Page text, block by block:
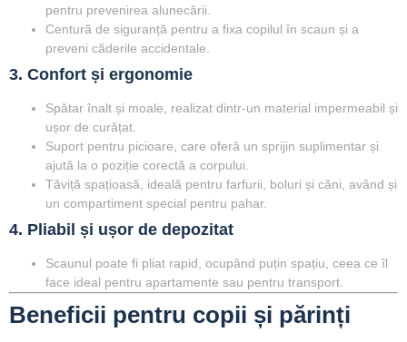
pentru prevenirea alunecării.
Centură de siguranță pentru a fixa copilul în scaun și a
preveni căderile accidentale.
3. Confort și ergonomie
Spătar înalt și moale, realizat dintr-un material impermeabil și
ușor de curățat.
Suport pentru picioare, care oferă un sprijin suplimentar și
ajută la o poziție corectă a corpului.
Tăviță spațioasă, ideală pentru farfurii, boluri și căni, având și
un compartiment special pentru pahar.
4. Pliabil și ușor de depozitat
Scaunul poate fi pliat rapid, ocupând puțin spațiu, ceea ce îl
face ideal pentru apartamente sau pentru transport.
Beneficii pentru copii și părinți